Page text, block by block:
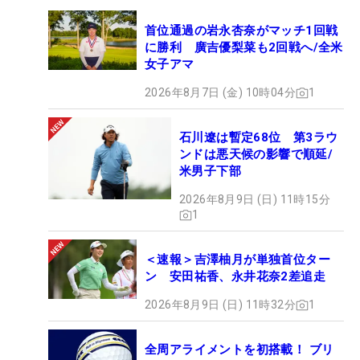
首位通過の岩永杏奈がマッチ1回戦
に勝利 廣吉優梨菜も2回戦へ/全米
女子アマ
2026年8月7日 (金) 10時04分 1
石川遼は暫定68位 第3ラウ
ンドは悪天候の影響で順延/
米男子下部
2026年8月9日 (日) 11時15分
1
＜速報＞吉澤柚月が単独首位ター
ン 安田祐香、永井花奈2差追走
2026年8月9日 (日) 11時32分 1
全周アライメントを初搭載！ ブリ